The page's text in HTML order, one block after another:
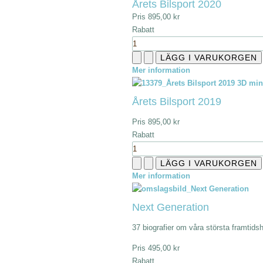
Årets Bilsport 2020
Pris 895,00 kr
Rabatt
Mer information
Årets Bilsport 2019
Pris 895,00 kr
Rabatt
Mer information
Next Generation
37 biografier om våra största
Pris 495,00 kr
Rabatt